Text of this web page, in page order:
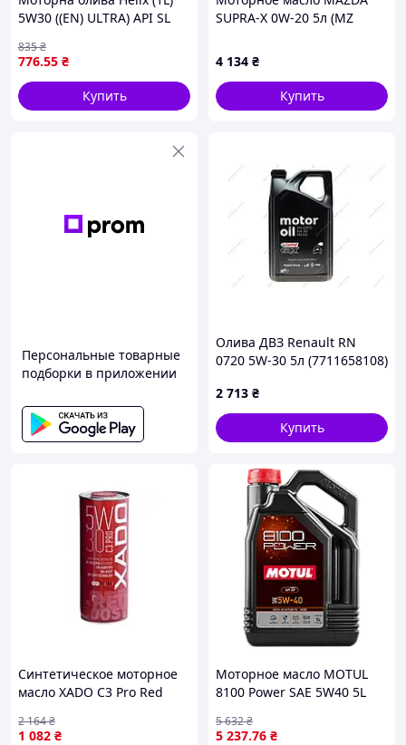
5W30 ((EN) ULTRA) API SL
01 MB 226.5 MB 229
776.55 ₴
835₴
Купить
SUPRA-X 0W-20 5л (MZ
4 134 ₴
Купить
Персональные товарные
подборки в приложении
Олива ДВЗ Renault RN
0720 5W-30 5л (7711658108)
2 713 ₴
Купить
Синтетическое моторное
масло XADO C3 Pro Red
двигателей "Lv"
1 082 ₴
2 164₴
Моторное масло MOTUL
8100 Power SAE 5W40 5L
5 237.76 ₴
5 632₴